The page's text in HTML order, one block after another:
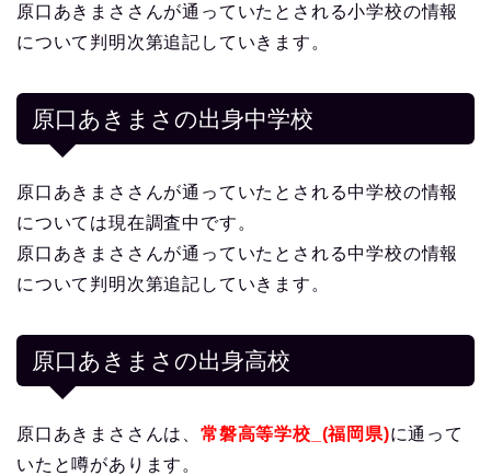
原口あきまささんが通っていたとされる小学校の情報
について判明次第追記していきます。
原口あきまさの出身中学校
原口あきまささんが通っていたとされる中学校の情報
については現在調査中です。
原口あきまささんが通っていたとされる中学校の情報
について判明次第追記していきます。
原口あきまさの出身高校
原口あきまささんは、 常磐高等学校_(福岡県)に通って
いたと噂があります。